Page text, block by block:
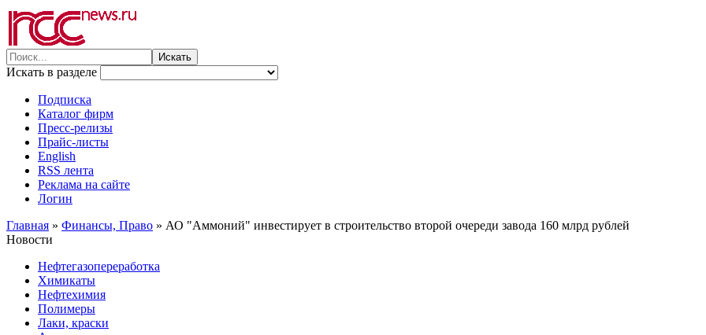
Искать в разделе
Подписка
Каталог фирм
Пресс-релизы
Прайс-листы
English
RSS лента
Реклама на сайте
Логин
Главная » Финансы, Право » АО "Аммоний" инвестирует в строительство второй очереди завода 160 млрд рублей
Новости
Нефтегазопереработка
Химикаты
Нефтехимия
Полимеры
Лаки, краски